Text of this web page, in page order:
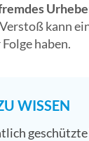
kann
Folge haben.
WISSEN